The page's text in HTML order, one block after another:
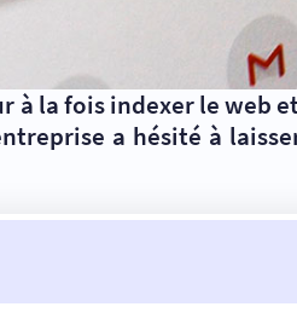
à la fois indexer le web
a hésité à